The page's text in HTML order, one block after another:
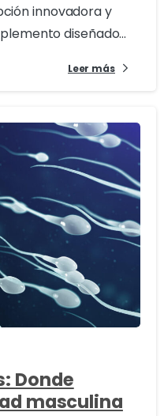
innovadora y
diseñado...
Leer más
Donde
masculina